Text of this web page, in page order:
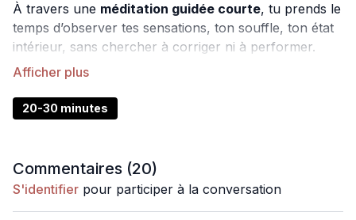
À travers une méditation guidée courte, tu prends le
temps d’observer tes sensations, ton souffle, ton état
intérieur, sans chercher à corriger ni à performer.
Puis, desmouvements doux et accessibles
réveiller la mobilité et réhabiter ton corps avec plus de
présence.
Ici, il ne s’agit pas de faire plus, mais de
De sortir du mode automatique pour poser les bases
d’une pratique respectueuse, sécurisante et durable.
20-30 minutes
Commentaires (20)
S'identifier pour participer à la conversation